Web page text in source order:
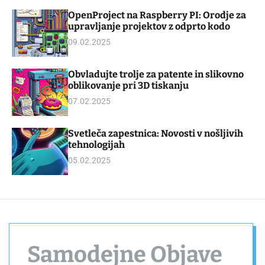
g
e
t
o
d
OpenProject na Raspberry PI: Orodje za
upravljanje projektov z odprto kodo
09.02.2025
Obvladujte trolje za patente in slikovno
oblikovanje pri 3D tiskanju
07.02.2025
Svetleča zapestnica: Novosti v nošljivih
tehnologijah
05.02.2025
Samodejne Objave